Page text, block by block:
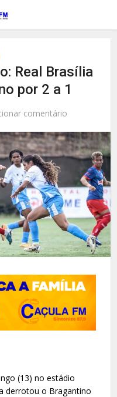
Real Brasília
por 2 a 1
comentário
(13) no estádio
derrotou o Bragantino